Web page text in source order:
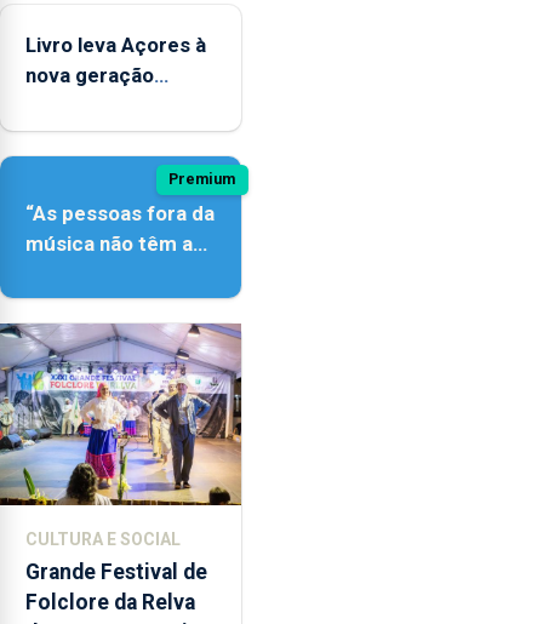
Livro leva Açores à
nova geração
Premium
“As pessoas fora da
música não têm a
difícil é produzir
uma música”
CULTURA E SOCIAL
Grande Festival de
Folclore da Relva